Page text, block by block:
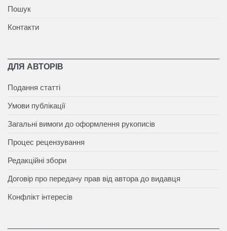
Пошук
Контакти
ДЛЯ АВТОРІВ
Подання статті
Умови публікації
Загальні вимоги до оформлення рукописів
Процес рецензування
Редакційні збори
Договір про передачу прав від автора до видавця
Конфлікт інтересів